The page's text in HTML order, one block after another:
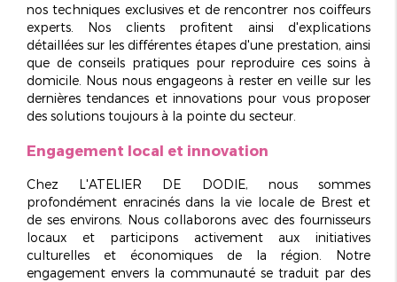
nos techniques exclusives et de rencontrer nos coiffeurs
experts. Nos clients profitent ainsi d'explications
détaillées sur les différentes étapes d'une prestation, ainsi
que de conseils pratiques pour reproduire ces soins à
domicile. Nous nous engageons à rester en veille sur les
dernières tendances et innovations pour vous proposer
des solutions toujours à la pointe du secteur.
Engagement local et innovation
Chez L'ATELIER DE DODIE, nous sommes
profondément enracinés dans la vie locale de Brest et
de ses environs. Nous collaborons avec des fournisseurs
locaux et participons activement aux initiatives
culturelles et économiques de la région. Notre
engagement envers la communauté se traduit par des